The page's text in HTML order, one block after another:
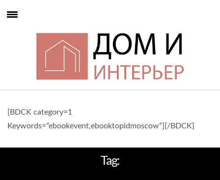
[BDCK category=1
Keywords=”ebookevent,ebooktopidmoscow”][/BDCK]
Tag: